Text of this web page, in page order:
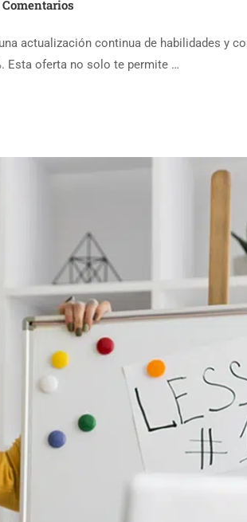
actualización continua de habilidades y
Esta oferta no solo te permite …